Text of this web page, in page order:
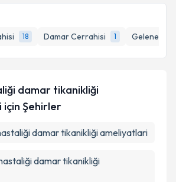
18 Damar Cerrahisi 1 Geleneksel
e-posta ile bilgilendireceğiz.
işlenmesine ilişkin
okudum ve kişisel verilerimin belirtilen
işlenmesini kabul ediyorum.
Takvim Talebini Gönder
damar tikanikliği
için Şehirler
damar tikanikliği ameliyatlari
damar tikanikliği